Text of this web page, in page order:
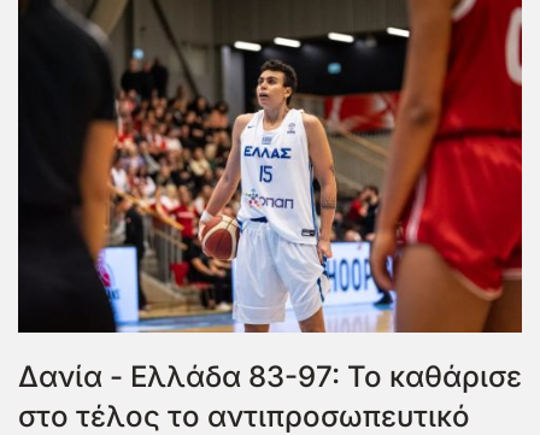
Δανία - Ελλάδα 83-97: Το καθάρισε
στο τέλος το αντιπροσωπευτικό